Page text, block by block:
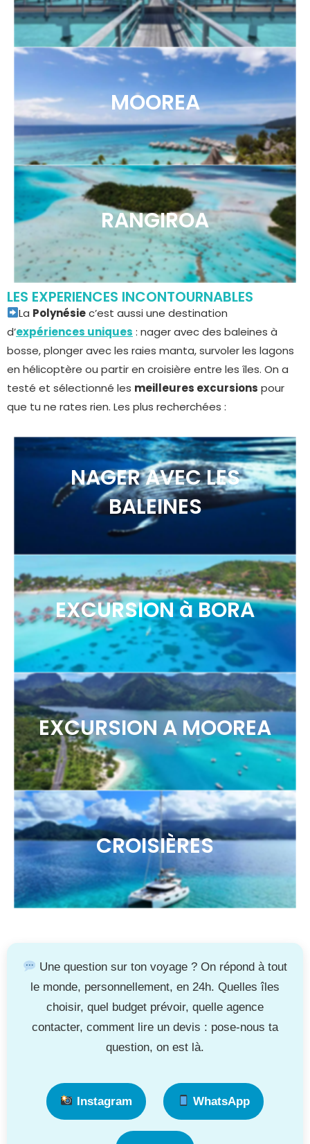
MOOREA
RANGIROA
LES EXPERIENCES INCONTOURNABLES
La Polynésiec’est aussi une destination
d’expériences uniques : nager avec des baleines à
bosse, plonger avec les raies manta, survoler les lagons
en hélicoptère ou partir en croisière entre les îles. On a
testé et sélectionné les meilleures excursions pour
que tu ne rates rien. Les plus recherchées :
NAGER AVEC LES
BALEINES
EXCURSION à BORA
EXCURSION A MOOREA
CROISIÈRES
Une question sur ton voyage ? On répond à tout
le monde, personnellement, en 24h. Quelles îles
choisir, quel budget prévoir, quelle agence
contacter, comment lire un devis : pose-nous ta
question, on est là.
Instagram WhatsApp